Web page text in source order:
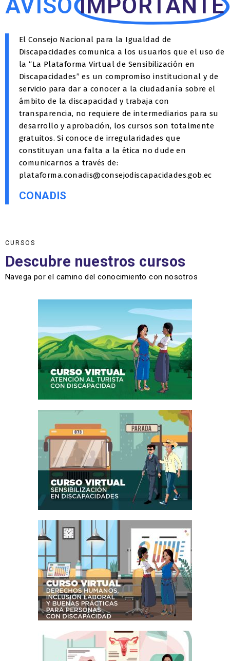
AVISOIMPORTANTE
El Consejo Nacional para la Igualdad de
Discapacidades comunica a los usuarios que el uso de
la “La Plataforma Virtual de Sensibilización en
Discapacidades” es un compromiso institucional y de
servicio para dar a conocer a la ciudadanía sobre el
ámbito de la discapacidad y trabaja con
transparencia, no requiere de intermediarios para su
desarrollo y aprobación, los cursos son totalmente
gratuitos. Si conoce de irregularidades que
constituyan una falta a la ética no dude en
comunicarnos a través de:
plataforma.conadis@consejodiscapacidades.gob.ec
CONADIS
CURSOS
Descubre nuestros cursos
Navega por el camino del conocimiento con nosotros